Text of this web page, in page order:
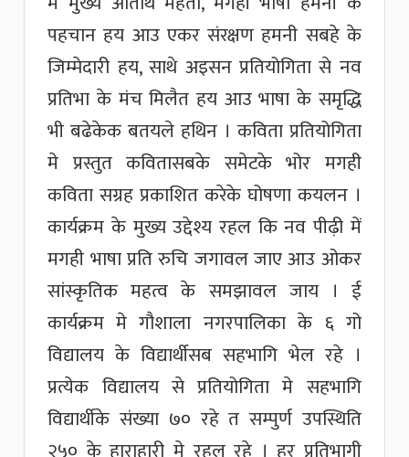
पहचान हय आउ एकर संरक्षण हमनी सबहे के
जिम्मेदारी हय, साथे अइसन प्रतियोगिता से नव
प्रतिभा के मंच मिलैत हय आउ भाषा के समृद्धि
भी बढेकेक बतयले हथिन । कविता प्रतियोगिता
मे प्रस्तुत कवितासबके समेटके भोर मगही
कविता सग्रह प्रकाशित करेके घोषणा कयलन ।
कार्यक्रम के मुख्य उद्देश्य रहल कि नव पीढ़ी में
मगही भाषा प्रति रुचि जगावल जाए आउ ओकर
सांस्कृतिक महत्व के समझावल जाय । ई
कार्यक्रम मे गौशाला नगरपालिका के ६ गो
विद्यालय के विद्यार्थीसब सहभागि भेल रहे ।
प्रत्येक विद्यालय से प्रतियोगिता मे सहभागि
विद्यार्थीके संख्या ७० रहे त सम्पुर्ण उपस्थिति